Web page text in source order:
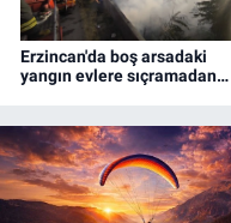
Erzincan'da boş arsadaki
yangın evlere sıçramadan